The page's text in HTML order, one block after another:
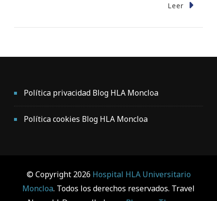
Leer
Política privacidad Blog HLA Moncloa
Política cookies Blog HLA Moncloa
© Copyright 2026 Hospital HLA Universitario
Moncloa. Todos los derechos reservados. Travel